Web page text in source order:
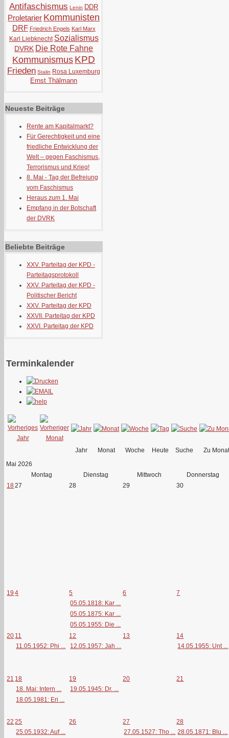
Antifaschismus Lenin DDR
Proletarier Kommunisten
DRF Friedrich Engels Karl Marx
Karl Liebknecht Sozialismus
DVRK Die Rote Fahne
Kommunismus KPD
Frieden Stalin Rosa Luxemburg
Ernst Thälmann
Neueste Beiträge
Rente am Kapitalmarkt?
Für Gerechtigkeit und eine
friedliche Entwicklung der
Welt – gegen Faschismus,
Terrorismus und Krieg!
8. Mai - Tag der Befreiung
vom Faschismus
Heraus zum 1. Mai
Empfang in der Botschaft
der DVRK
Beliebte Beiträge
XXV. Parteitag der KPD -
Parteitagsprotokoll
XXV. Parteitag der KPD -
Politischer Bericht
XXV. Parteitag der KPD
XXVII. Parteitag der KPD
XXVI. Parteitag der KPD
Terminkalender
Jahr Monat Woche Heute Suche
Zu Monat
Mai 2026
Montag
Dienstag Mittwoch
Donnerstag
18 27 28 29 30
19 4
5
05.05.1818: Kar ...
05.05.1875: Kar ...
05.05.1955: Die ...
6 7
20 11
11.05.1952: Phi ...
12
12.05.1957: Jah ...
13
14
14.05.1955: Unt ...
21 18
18. Mai: Intern ...
18.05.1981: Eri ...
19
19.05.1945: Dr. ...
20 21
22 25
25.05.1932: Auf ...
26
27
27.05.1527: Tho ...
28
28.05.1871: Blu ...